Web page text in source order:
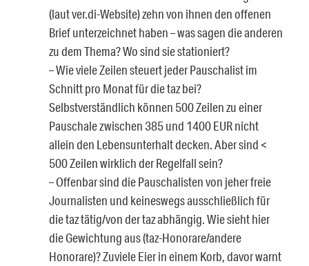
(laut ver.di-Website) zehn von ihnen den offenen
Brief unterzeichnet haben – was sagen die anderen
zu dem Thema? Wo sind sie stationiert?
– Wie viele Zeilen steuert jeder Pauschalist im
Schnitt pro Monat für die taz bei?
Selbstverständlich können 500 Zeilen zu einer
Pauschale zwischen 385 und 1400 EUR nicht
allein den Lebensunterhalt decken. Aber sind <
500 Zeilen wirklich der Regelfall sein?
– Offenbar sind die Pauschalisten von jeher freie
Journalisten und keineswegs ausschließlich für
die taz tätig/von der taz abhängig. Wie sieht hier
die Gewichtung aus (taz-Honorare/andere
Honorare)? Zuviele Eier in einem Korb, davor warnt